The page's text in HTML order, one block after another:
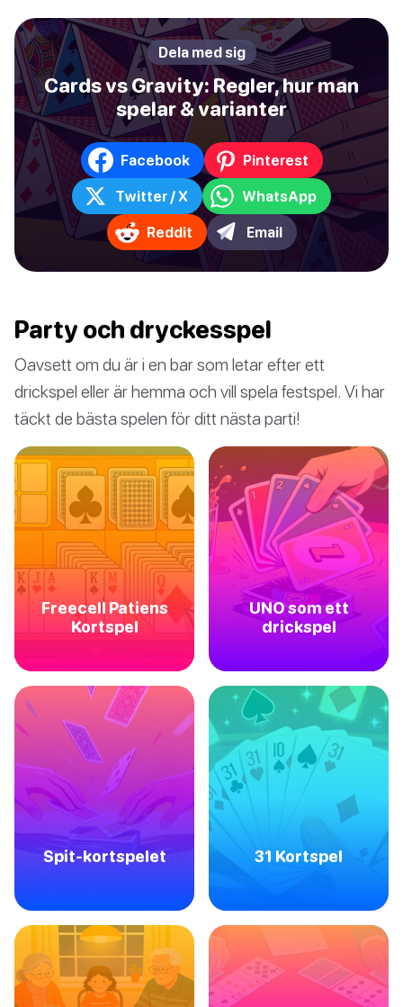
Dela med sig
Cards vs Gravity: Regler, hur man
spelar & varianter
Facebook Pinterest
Twitter / X WhatsApp
Reddit Email
Party och dryckesspel
Oavsett om du är i en bar som letar efter ett
drickspel eller är hemma och vill spela festspel. Vi har
täckt de bästa spelen för ditt nästa parti!
Freecell Patiens
Kortspel
UNO som ett
drickspel
Spit-kortspelet 31 Kortspel